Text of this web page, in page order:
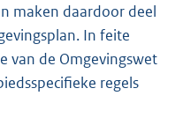
maken daardoor deel
In feite
van de Omgevingswet
regels